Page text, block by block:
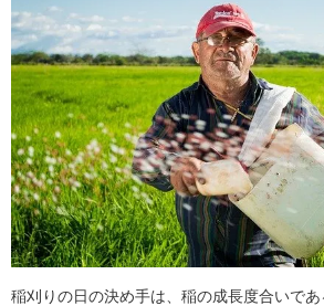
稲刈りの日の決め手は、稲の成長度合いで